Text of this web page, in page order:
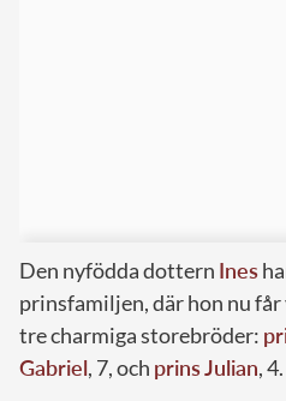
Den nyfödda dottern Ines
prinsfamiljen, där hon nu får
tre charmiga storebröder:
Gabriel, 7, och prins Julian, 4.